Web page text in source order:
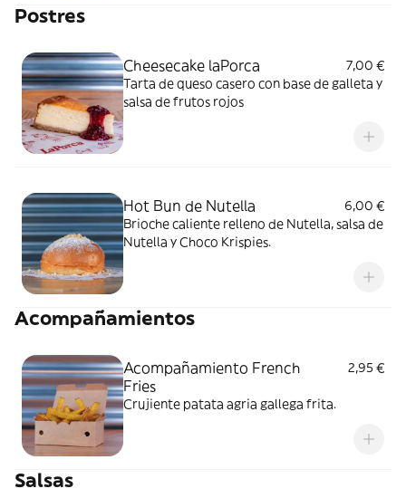
Postres
Cheesecake laPorca
7,00 €
Tarta de queso casero con base de galleta y
salsa de frutos rojos
Hot Bun de Nutella
6,00 €
Brioche caliente relleno de Nutella, salsa de
Nutella y Choco Krispies.
Acompañamientos
Acompañamiento French
Fries
2,95 €
Crujiente patata agria gallega frita.
Salsas